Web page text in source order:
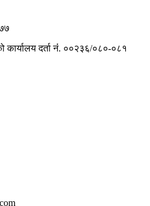
कार्यालय दर्ता नंं. ००२३६/०८०-०८१